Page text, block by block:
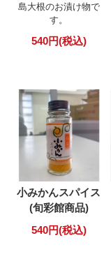
島大根のお漬け物で
す。
540円(税込)
小みかんスパイス
(旬彩館商品)
540円(税込)